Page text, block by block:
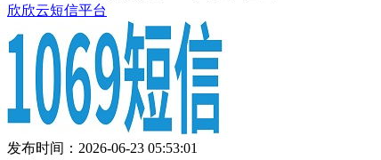
欣欣云短信平台
发布时间：2026-06-23 05:53:01